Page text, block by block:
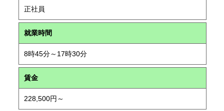
正社員
就業時間
8時45分～17時30分
賃金
228,500円～